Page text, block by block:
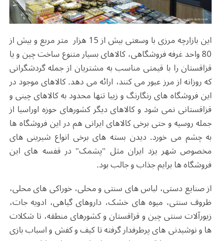
این بازارچه مرزی با وسعتی بیش از 15 هزار متر مربع و بیش از
80 واحد غرفه فروشگاهی، کالاهای بسیار متنوع ساخت چین و یا
قزاقستان را با قیمتی مناسب به مشتریان از جمله گردشگرانی
که روزانه از مرز عبور می کنند، ارائه می دهد. کالاهای موجود در
این فروشگاه های رنگارنگ و زیبا تنها محدود به کالاهای چینی و
قزاقستانی نمی شود و کالاهای دیگر کشورهای حوزه اوراسیا از
جمله روسیه و حتی برخی کالاهای ایرانی هم در این فروشگاه ها
به چشم می خورد. دیدن بسته های برخی انواع شیرینی های
مخصوص شهر یزد ایران مثل "پشمک" در قفسه های این
فروشگاه ها برایم جذاب و جالب بود.
از صنایع دستی، لباس های سنتی و محلی، خوراکی های محلی،
ظروف سنتی، میوه های خشک، داروهای گیاهی، ادویه جات،
زیورآلات سنتی چین و قزاقستان و کشورهای منطقه، تا شکلات
ها و نوشیدنی های پرطرفدار گرفته تا کیف و کفش و اسباب بازی